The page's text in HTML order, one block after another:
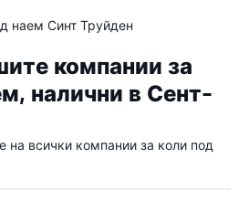
наем Синт Труйден
компании за
налични в Сент-
на всички компании за коли под